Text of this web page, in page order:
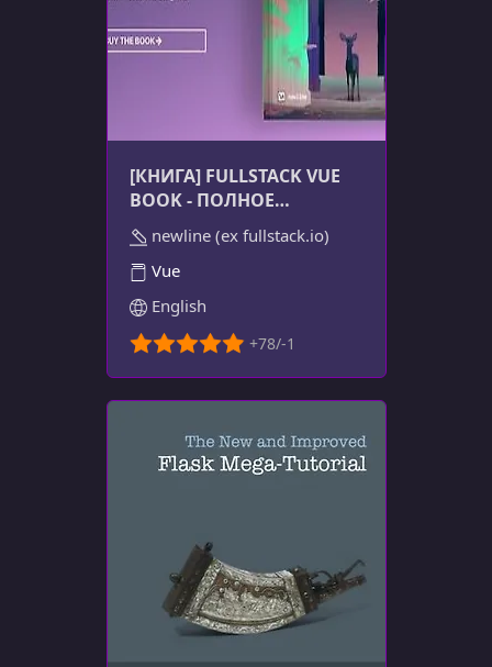
[КНИГА] FULLSTACK VUE
BOOK - ПОЛНОЕ
РУКОВОДСТВО ПО VUE
newline (ex fullstack.io)
Vue
English